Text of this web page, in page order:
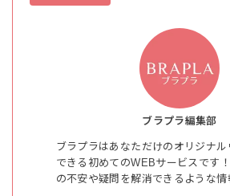
ブラプラ編集部
ブラプラはあなただけのオリジナ
できる初めてのWEBサービスです
の不安や疑問を解消できるような情